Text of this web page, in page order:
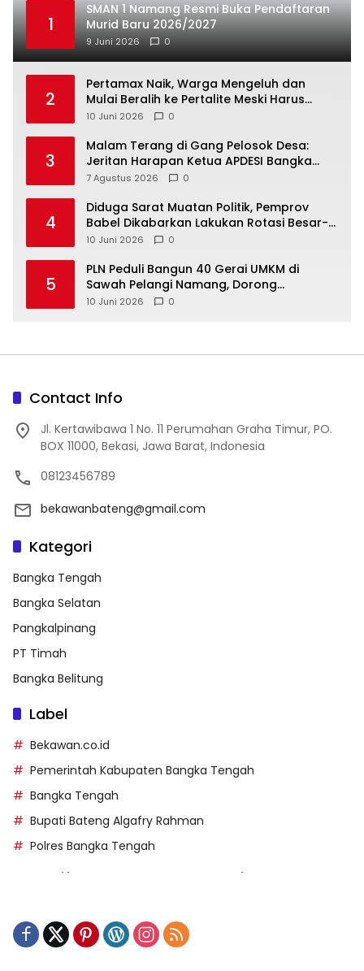
1
SMAN 1 Namang Resmi Buka Pendaftaran
Murid Baru 2026/2027
9 Juni 2026 0
2
‎Pertamax Naik, Warga Mengeluh dan
Mulai Beralih ke Pertalite Meski Harus
10 Juni 2026 0
3
Malam Terang di Gang Pelosok Desa:
Jeritan Harapan Ketua APDESI Bangka
Tengah untuk PLN Babel
7 Agustus 2026 0
4
‎Diduga Sarat Muatan Politik, Pemprov
Babel Dikabarkan Lakukan Rotasi Besar-
10 Juni 2026 0
5
‎PLN Peduli Bangun 40 Gerai UMKM di
Sawah Pelangi Namang, Dorong
10 Juni 2026 0
Contact Info
Jl. Kertawibawa 1 No. 11 Perumahan Graha Timur, PO.
BOX 11000, Bekasi, Jawa Barat, Indonesia
08123456789
bekawanbateng@gmail.com
Kategori
Bangka Tengah
Bangka Selatan
Pangkalpinang
PT Timah
Bangka Belitung
Label
Bekawan.co.id
Pemerintah Kabupaten Bangka Tengah
Bangka Tengah
Bupati Bateng Algafry Rahman
Polres Bangka Tengah
https://kecsitim.sitarokab.go.id/